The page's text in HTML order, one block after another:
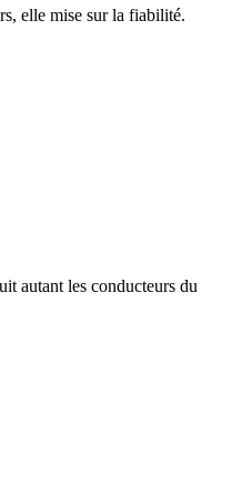
elle mise sur la fiabilité.
autant les conducteurs du